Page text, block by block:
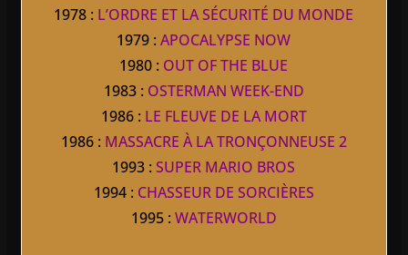
1978 : L’ORDRE ET LA SÉCURITÉ DU MONDE
1979 :APOCALYPSE NOW
1980 : OUT OF THE BLUE
1983 : OSTERMAN WEEK-END
1986 : LE FLEUVE DE LA MORT
1986 : MASSACRE À LA TRONÇONNEUSE 2
1993 :SUPER MARIO BROS
1994 : CHASSEUR DE SORCIÈRES
1995 : WATERWORLD